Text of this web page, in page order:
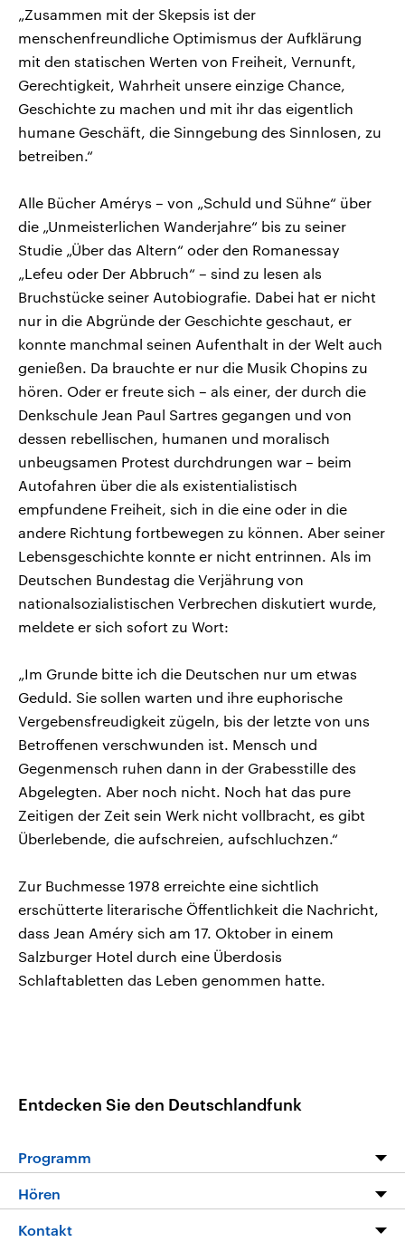
„Zusammen mit der Skepsis ist der
menschenfreundliche Optimismus der Aufklärung
mit den statischen Werten von Freiheit, Vernunft,
Gerechtigkeit, Wahrheit unsere einzige Chance,
Geschichte zu machen und mit ihr das eigentlich
humane Geschäft, die Sinngebung des Sinnlosen, zu
betreiben.“
Alle Bücher Amérys – von „Schuld und Sühne“ über
die „Unmeisterlichen Wanderjahre“ bis zu seiner
Studie „Über das Altern“ oder den Romanessay
„Lefeu oder Der Abbruch“ – sind zu lesen als
Bruchstücke seiner Autobiografie. Dabei hat er nicht
nur in die Abgründe der Geschichte geschaut, er
konnte manchmal seinen Aufenthalt in der Welt auch
genießen. Da brauchte er nur die Musik Chopins zu
hören. Oder er freute sich – als einer, der durch die
Denkschule Jean Paul Sartres gegangen und von
dessen rebellischen, humanen und moralisch
unbeugsamen Protest durchdrungen war – beim
Autofahren über die als existentialistisch
empfundene Freiheit, sich in die eine oder in die
andere Richtung fortbewegen zu können. Aber seiner
Lebensgeschichte konnte er nicht entrinnen. Als im
Deutschen Bundestag die Verjährung von
nationalsozialistischen Verbrechen diskutiert wurde,
meldete er sich sofort zu Wort:
„Im Grunde bitte ich die Deutschen nur um etwas
Geduld. Sie sollen warten und ihre euphorische
Vergebensfreudigkeit zügeln, bis der letzte von uns
Betroffenen verschwunden ist. Mensch und
Gegenmensch ruhen dann in der Grabesstille des
Abgelegten. Aber noch nicht. Noch hat das pure
Zeitigen der Zeit sein Werk nicht vollbracht, es gibt
Überlebende, die aufschreien, aufschluchzen.“
Zur Buchmesse 1978 erreichte eine sichtlich
erschütterte literarische Öffentlichkeit die Nachricht,
dass Jean Améry sich am 17. Oktober in einem
Salzburger Hotel durch eine Überdosis
Schlaftabletten das Leben genommen hatte.
Entdecken Sie den Deutschlandfunk
Programm
Hören
Livestream
Kontakt